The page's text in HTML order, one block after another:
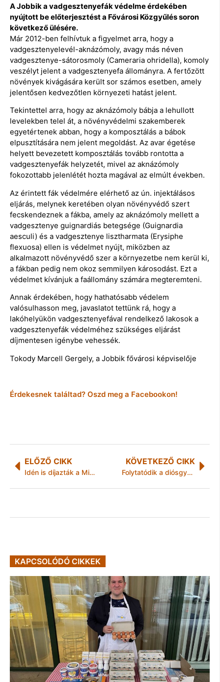
A Jobbik a vadgesztenyefák védelme érdekében
nyújtott be előterjesztést a Fővárosi Közgyűlés soron
következő ülésére.
Már 2012-ben felhívtuk a figyelmet arra, hogy a
vadgesztenyelevél-aknázómoly, avagy más néven
vadgesztenye-sátorosmoly (Cameraria ohridella), komoly
veszélyt jelent a vadgesztenyefa állományra. A fertőzött
növények kivágására került sor számos esetben, amely
jelentősen kedvezőtlen környezeti hatást jelent.
Tekintettel arra, hogy az aknázómoly bábja a lehullott
levelekben telel át, a növényvédelmi szakemberek
egyetértenek abban, hogy a komposztálás a bábok
elpusztítására nem jelent megoldást. Az avar égetése
helyett bevezetett komposztálás tovább rontotta a
vadgesztenyefák helyzetét, mivel az aknázómoly
fokozottabb jelenlétét hozta magával az elmúlt években.
Az érintett fák védelmére elérhető az ún. injektálásos
eljárás, melynek keretében olyan növényvédő szert
fecskendeznek a fákba, amely az aknázómoly mellett a
vadgesztenye guignardiás betegsége (Guignardia
aesculi) és a vadgesztenye lisztharmata (Erysiphe
flexuosa) ellen is védelmet nyújt, miközben az
alkalmazott növényvédő szer a környezetbe nem kerül ki,
a fákban pedig nem okoz semmilyen károsodást. Ezt a
védelmet kívánjuk a faállomány számára megteremteni.
Annak érdekében, hogy hathatósabb védelem
valósulhasson meg, javaslatot tettünk rá, hogy a
lakóhelyükön vadgesztenyefával rendelkező lakosok a
vadgesztenyefák védelméhez szükséges eljárást
díjmentesen igénybe vehessék.
Tokody Marcell Gergely, a Jobbik fővárosi képviselője
Érdekesnek találtad? Oszd meg a Facebookon!
ELŐZŐ CIKK
Idén is díjazták a Miskolci Nemzeti Színházat a Városmajorban!
KÖVETKEZŐ CIKK
Folytatódik a diósgyőri vár rekonstrukciója
KAPCSOLÓDÓ CIKKEK